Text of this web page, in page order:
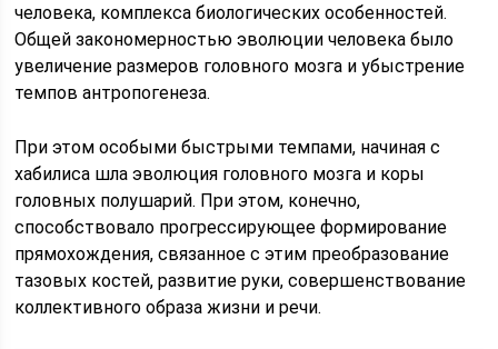
человека, комплекса биологических особенностей.
Общей закономерностью эволюции человека было
увеличение размеров головного мозга и убыстрение
темпов антропогенеза.
При этом особыми быстрыми темпами, начиная с
хабилиса шла эволюция головного мозга и коры
головных полушарий. При этом, конечно,
способствовало прогрессирующее формирование
прямохождения, связанное с этим преобразование
тазовых костей, развитие руки, совершенствование
коллективного образа жизни и речи.